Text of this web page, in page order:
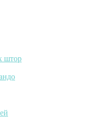
штор